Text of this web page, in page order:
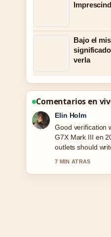
Bajo el
verla
Comentarios en
Adrian Wells
Strong
Pescado Fáciles
the clearest